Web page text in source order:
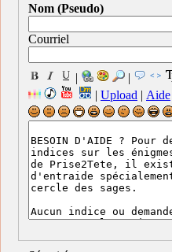
Nom (Pseudo)
Courriel
| |
| Upload | Aide